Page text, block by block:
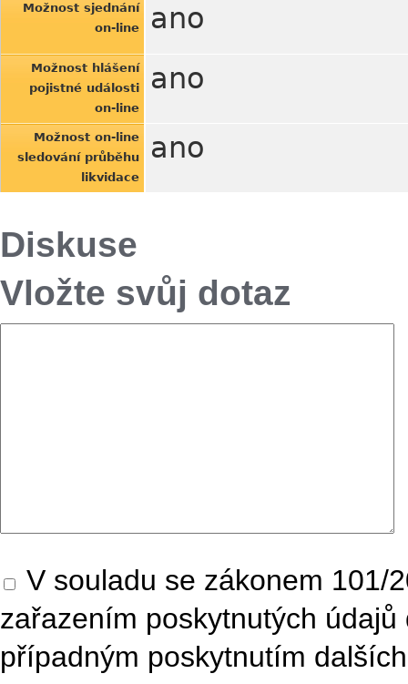
Možnost sjednání
on-line
ano
Možnost hlášení
pojistné události
on-line
ano
Možnost on-line
sledování průběhu
likvidace
ano
Diskuse
Vložte svůj dotaz
V souladu se zákonem 101/
zařazením poskytnutých
případným poskytnutím